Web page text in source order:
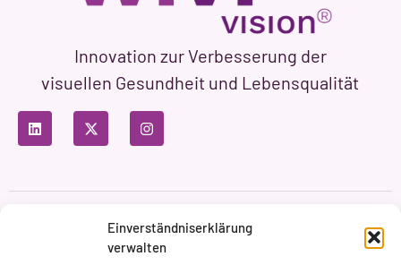
Einverständniserklärung
verwalten
Innovation zur Verbesserung der
visuellen Gesundheit und Lebensqualität
Datenschutzbestimmungen
Nutzungsbedingungen
Cookie-Richtlinie